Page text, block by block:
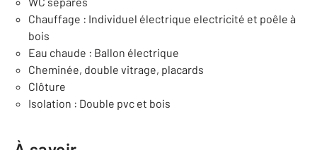
Chauffage : Individuel électrique electricité et poêle à
bois
Eau chaude : Ballon électrique
Cheminée, double vitrage, placards
Clôture
Isolation : Double pvc et bois